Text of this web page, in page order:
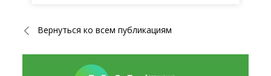
Вернуться ко всем публикациям